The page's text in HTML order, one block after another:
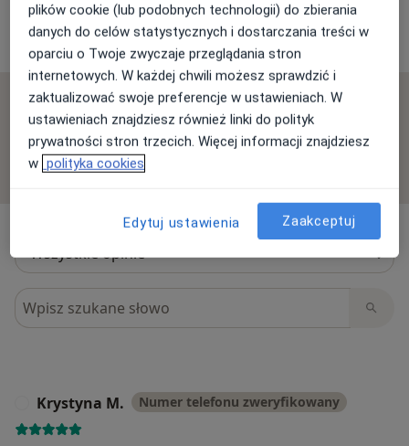
10 opinii
Sprawdzamy wszystkie opinie. Moderujemy je
zgodnie z naszymi zasadami, dowiedz się więcej o
opiniach i sposobie obliczania gwiazdek na
Dowiedz się więcej
Szukaj w opiniach
Krystyna M. Numer telefonu zweryfikowany
plików cookie (lub podobnych technologii) do zbierania
danych do celów statystycznych i dostarczania treści w
oparciu o Twoje zwyczaje przeglądania stron
internetowych. W każdej chwili możesz sprawdzić i
zaktualizować swoje preferencje w ustawieniach. W
ustawieniach znajdziesz również linki do polityk
prywatności stron trzecich. Więcej informacji znajdziesz
w polityka cookies
Edytuj ustawienia Zaakceptuj